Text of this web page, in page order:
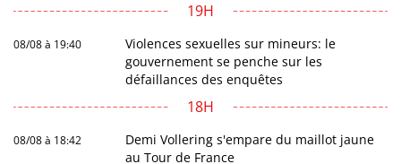
19H
08/08 à 19:40
Violences sexuelles sur mineurs: le
gouvernement se penche sur les
défaillances des enquêtes
18H
08/08 à 18:42
Demi Vollering s'empare du maillot jaune
au Tour de France